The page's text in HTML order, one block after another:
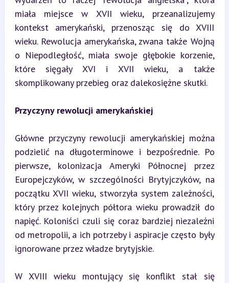
miała miejsce w XVII wieku, przeanalizujemy
kontekst amerykański, przenosząc się do XVIII
wieku. Rewolucja amerykańska, zwana także Wojną
o Niepodległość, miała swoje głębokie korzenie,
które sięgały XVI i XVII wieku, a także
skomplikowany przebieg oraz dalekosiężne skutki.
Przyczyny rewolucji amerykańskiej
Główne przyczyny rewolucji amerykańskiej można
podzielić na długoterminowe i bezpośrednie. Po
pierwsze, kolonizacja Ameryki Północnej przez
Europejczyków, w szczególności Brytyjczyków, na
początku XVII wieku, stworzyła system zależności,
który przez kolejnych półtora wieku prowadził do
napięć. Koloniści czuli się coraz bardziej niezależni
od metropolii, a ich potrzeby i aspiracje często były
ignorowane przez władze brytyjskie.
W XVIII wieku montujący się konflikt stał się